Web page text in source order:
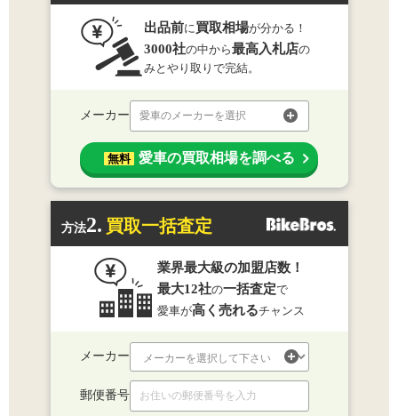
出品前に 買取相場が分かる！
3000社の中から最高入札店の
みとやり取りで完結。
メーカー 愛車のメーカーを選択
無料 愛車の買取相場を調べる
方法2. 買取一括査定
業界最大級の加盟店数！
最大12社の一括査定で
愛車が高く売れるチャンス
メーカー
郵便番号